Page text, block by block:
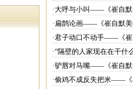
·大呼与小叫——《崔自默
·扁鹊论画——《崔自默美
·君子动口不动手——《
·“隔壁的人家现在在干
·驴唇对马嘴——《崔自
·偷鸡不成反失把米——《